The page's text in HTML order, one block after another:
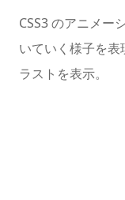
CSS3 のアニメー
いていく様子を
ラストを表示。